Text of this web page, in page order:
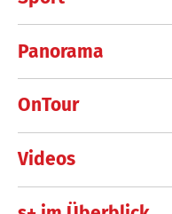
Panorama
OnTour
Videos